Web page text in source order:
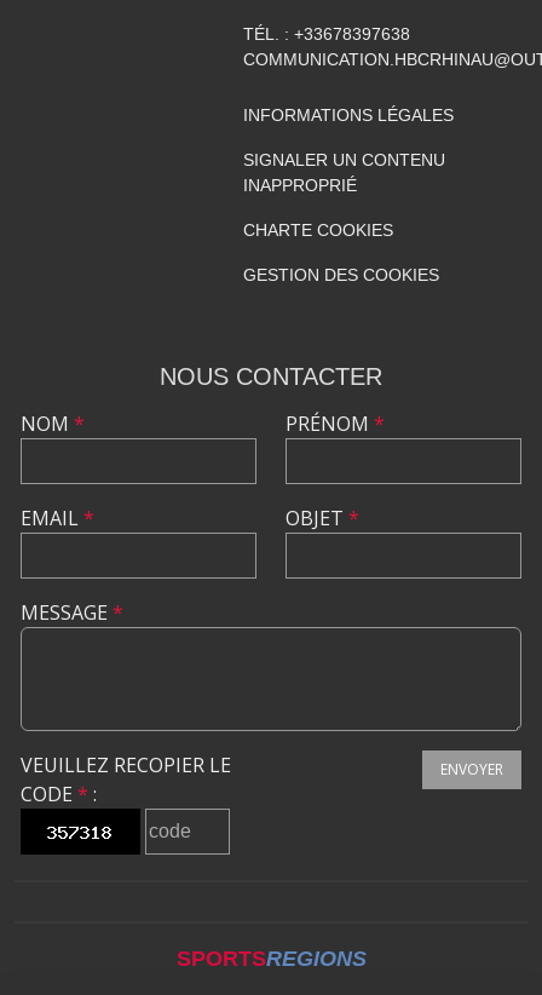
TÉL. : +33678397638
INFORMATIONS LÉGALES
SIGNALER UN CONTENU
INAPPROPRIÉ
CHARTE COOKIES
GESTION DES COOKIES
NOUS CONTACTER
NOM *
EMAIL*
PRÉNOM *
OBJET *
MESSAGE *
VEUILLEZ RECOPIER LE
CODE * :
ENVOYER
SPORTSREGIONS